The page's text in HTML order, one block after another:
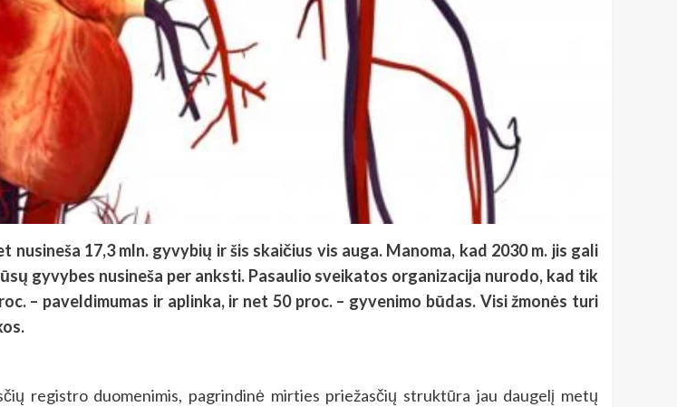
17,3 mln. gyvybių ir šis skaičius vis auga. Manoma, kad 2030 m. jis gali
gyvybes nusineša per anksti. Pasaulio sveikatos organizacija nurodo, kad tik
– paveldimumas ir aplinka, ir net 50 proc. – gyvenimo būdas. Visi žmonės turi
registro duomenimis, pagrindinė mirties priežasčių struktūra jau daugelį metų